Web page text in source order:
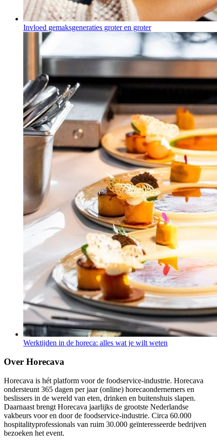
Invloed gemaksgeneraties groter en groter
Werktijden in de horeca: alles wat je wilt weten
Over Horecava
Horecava is hét platform voor de foodservice-industrie. Horecava
ondersteunt 365 dagen per jaar (online) horecaondernemers en
beslissers in de wereld van eten, drinken en buitenshuis slapen.
Daarnaast brengt Horecava jaarlijks de grootste Nederlandse
vakbeurs voor en door de foodservice-industrie. Circa 60.000
hospitalityprofessionals van ruim 30.000 geïnteresseerde bedrijven
bezoeken het event.